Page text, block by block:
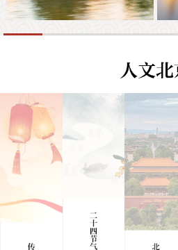
العربية
ITALIANO